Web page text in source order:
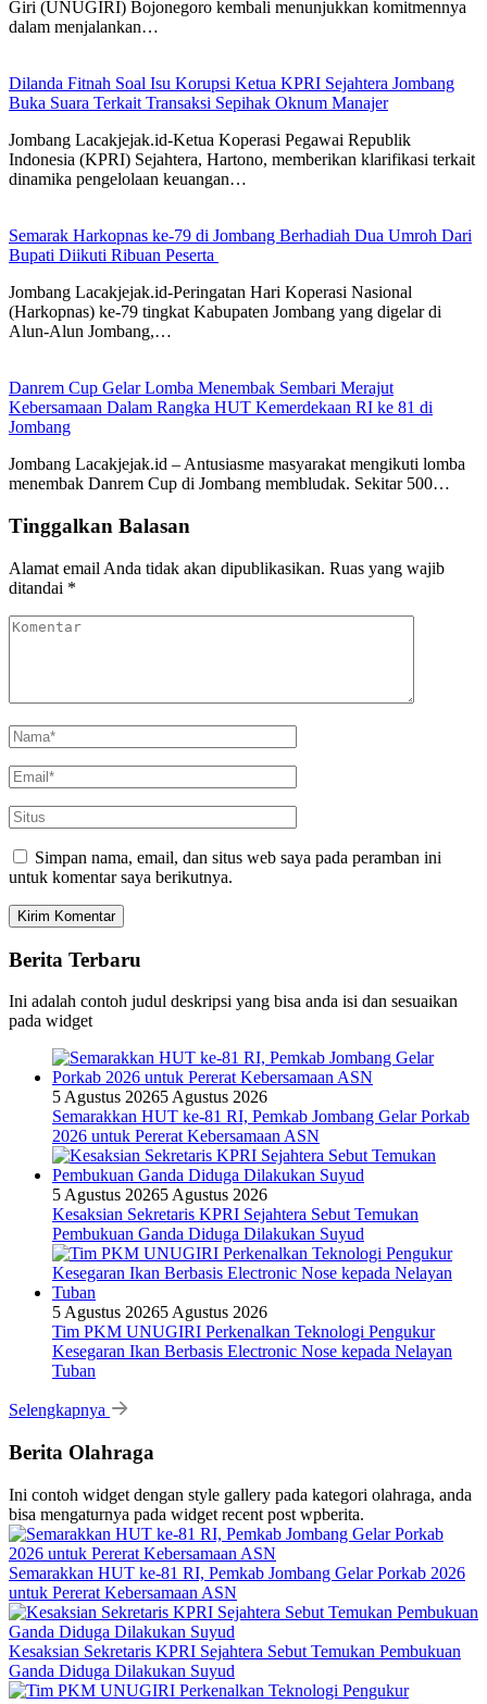
Giri (UNUGIRI) Bojonegoro kembali menunjukkan komitmennya
dalam menjalankan…
Dilanda Fitnah Soal Isu Korupsi Ketua KPRI Sejahtera Jombang
Buka Suara Terkait Transaksi Sepihak Oknum Manajer
Jombang Lacakjejak.id-Ketua Koperasi Pegawai Republik
Indonesia (KPRI) Sejahtera, Hartono, memberikan klarifikasi terkait
dinamika pengelolaan keuangan…
Semarak Harkopnas ke-79 di Jombang Berhadiah Dua Umroh Dari
Bupati Diikuti Ribuan Peserta
Jombang Lacakjejak.id-Peringatan Hari Koperasi Nasional
(Harkopnas) ke-79 tingkat Kabupaten Jombang yang digelar di
Alun-Alun Jombang,…
Danrem Cup Gelar Lomba Menembak Sembari Merajut
Kebersamaan Dalam Rangka HUT Kemerdekaan RI ke 81 di
Jombang
Jombang Lacakjejak.id – Antusiasme masyarakat mengikuti lomba
menembak Danrem Cup di Jombang membludak. Sekitar 500…
Tinggalkan Balasan
Alamat email Anda tidak akan dipublikasikan. Ruas yang wajib
ditandai *
Simpan nama, email, dan situs web saya pada peramban ini
untuk komentar saya berikutnya.
Berita Terbaru
Ini adalah contoh judul deskripsi yang bisa anda isi dan sesuaikan
pada widget
5 Agustus 20265 Agustus 2026
Semarakkan HUT ke-81 RI, Pemkab Jombang Gelar Porkab
2026 untuk Pererat Kebersamaan ASN
5 Agustus 20265 Agustus 2026
Kesaksian Sekretaris KPRI Sejahtera Sebut Temukan
Pembukuan Ganda Diduga Dilakukan Suyud
5 Agustus 20265 Agustus 2026
Tim PKM UNUGIRI Perkenalkan Teknologi Pengukur
Kesegaran Ikan Berbasis Electronic Nose kepada Nelayan
Tuban
Selengkapnya
Berita Olahraga
Ini contoh widget dengan style gallery pada kategori olahraga, anda
bisa mengaturnya pada widget recent post wpberita.
Semarakkan HUT ke-81 RI, Pemkab Jombang Gelar Porkab 2026
untuk Pererat Kebersamaan ASN
Kesaksian Sekretaris KPRI Sejahtera Sebut Temukan Pembukuan
Ganda Diduga Dilakukan Suyud